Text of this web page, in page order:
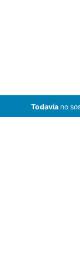
Todavíano